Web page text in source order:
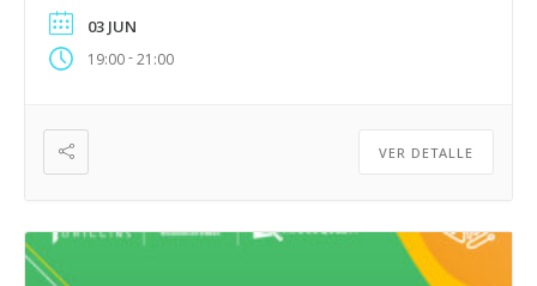
especialistas del área, las #tendencias que están
redefiniendo […]
03 JUN
19:00- 21:00
VER DETALLE